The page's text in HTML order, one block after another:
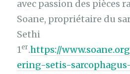
avec passion des pièces
Soane, propriétaire du
Sethi
1er.https://
ering-setis-